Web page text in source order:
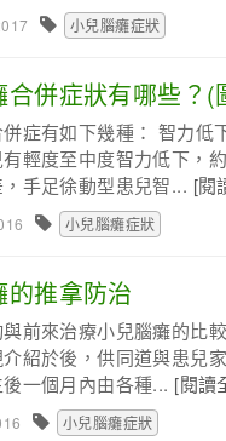
小兒腦癱症狀
合併症狀有哪些？(
症有如下幾種： 智力低
有輕度至中度智力低下，
手足徐動型患兒智... [閱
小兒腦癱症狀
的推拿防治
前來治療小兒腦癱的比
紹於後，供同道與患兒
一個月內由各種... [閱讀
小兒腦癱症狀